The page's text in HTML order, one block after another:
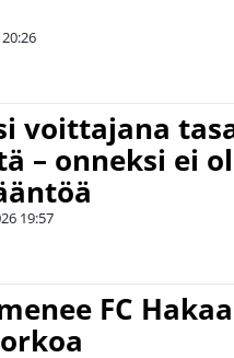
20:26
voittajana
– onneksi ei
19:57
FC